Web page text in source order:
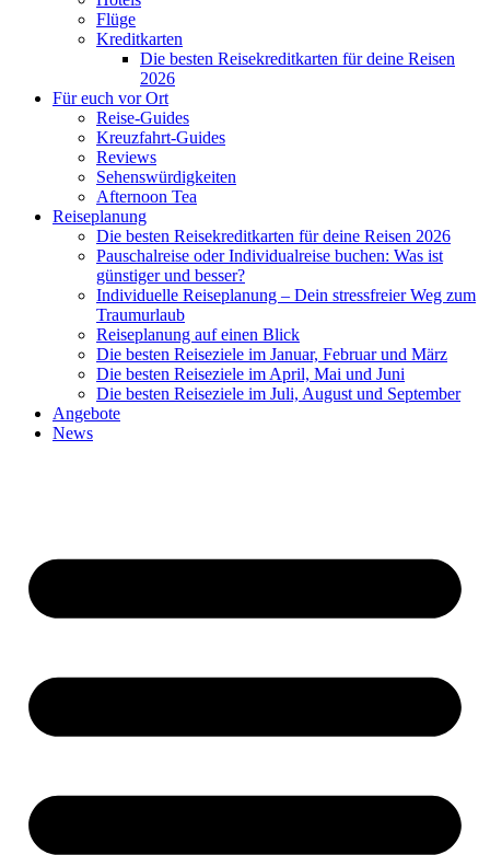
Flüge
Kreditkarten
Die besten Reisekreditkarten für deine Reisen
2026
Für euch vor Ort
Reise-Guides
Kreuzfahrt-Guides
Reviews
Sehenswürdigkeiten
Afternoon Tea
Reiseplanung
Die besten Reisekreditkarten für deine Reisen 2026
Pauschalreise oder Individualreise buchen: Was ist
günstiger und besser?
Individuelle Reiseplanung – Dein stressfreier Weg zum
Traumurlaub
Reiseplanung auf einen Blick
Die besten Reiseziele im Januar, Februar und März
Die besten Reiseziele im April, Mai und Juni
Die besten Reiseziele im Juli, August und September
Angebote
News